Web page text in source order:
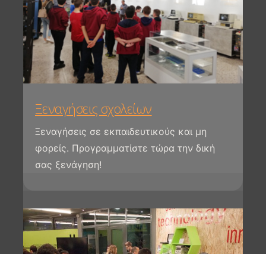
Ξεναγήσεις σχολείων
Ξεναγήσεις σε εκπαιδευτικούς και μη
φορείς. Προγραμματίστε τώρα την δική
σας ξενάγηση!